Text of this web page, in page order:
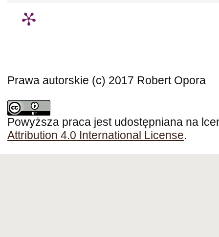
Prawa autorskie (c) 2017 Robert Opora
Powyższa praca jest udostępniana na
Attribution 4.0 International License.